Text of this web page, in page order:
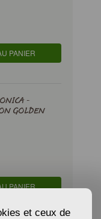
PANIER
-
GOLDEN
PANIER
et ceux de